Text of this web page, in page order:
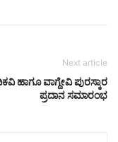
Next article
ಹಾಗೂ ವಾಗ್ದೇವಿ ಪುರಸ್ಕಾರ
ಪ್ರದಾನ ಸಮಾರಂಭ